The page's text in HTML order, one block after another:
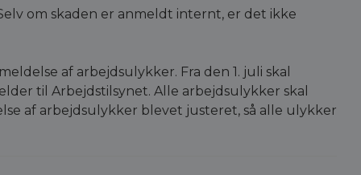
om skaden er anmeldt internt, er det ikke
af arbejdsulykker. Fra den 1. juli skal
til Arbejdstilsynet. Alle arbejdsulykker skal
af arbejdsulykker blevet justeret, så alle ulykker